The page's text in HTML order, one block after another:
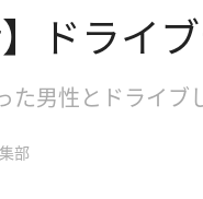
】ドライ
た男性とドライブ
部